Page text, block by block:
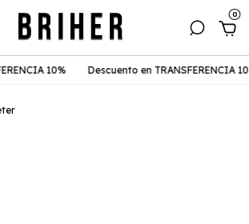
0
10% Descuento en TRANSFERENCIA